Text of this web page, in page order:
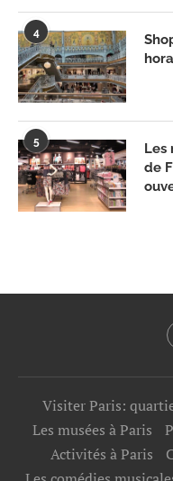
4
5
Les
de
Visiter Paris:
Les musées à Paris
Activités à Paris